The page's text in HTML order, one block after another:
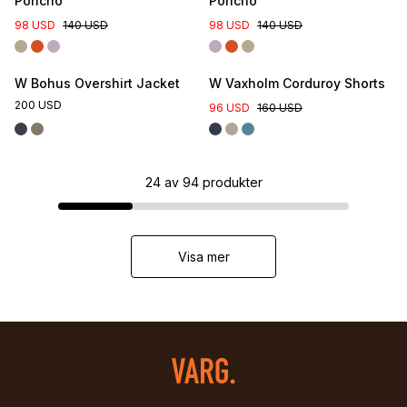
98 USD 140 USD 98 USD 140 USD
W Bohus Overshirt Jacket
200 USD
W Vaxholm Corduroy Shorts
96 USD 160 USD
24 av 94 produkter
Visa mer